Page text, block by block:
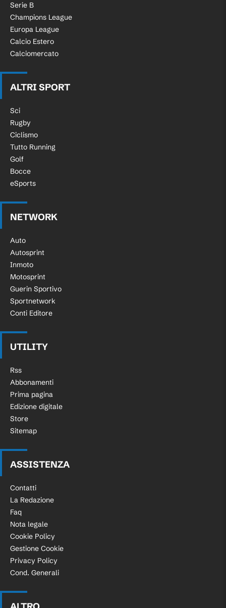
Serie B
Champions League
Europa League
Calcio Estero
Calciomercato
ALTRI SPORT
Sci
Rugby
Ciclismo
Tutto Running
Golf
Bocce
eSports
NETWORK
Auto
Autosprint
Inmoto
Motosprint
Guerin Sportivo
Sportnetwork
Conti Editore
UTILITY
Rss
Abbonamenti
Prima pagina
Edizione digitale
Store
Sitemap
ASSISTENZA
Contatti
La Redazione
Faq
Nota legale
Cookie Policy
Gestione Cookie
Privacy Policy
Cond. Generali